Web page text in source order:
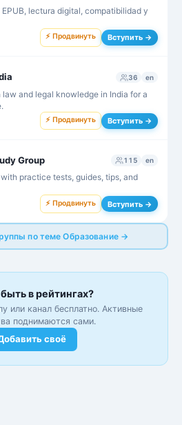
lectura digital, compatibilidad y
⚡ Продвинуть Вступить →
36 en
and legal knowledge in India for a
⚡ Продвинуть Вступить →
Group 115 en
practice tests, guides, tips, and
⚡ Продвинуть Вступить →
по теме Образование →
в рейтингах?
или канал бесплатно. Активные
поднимаются сами.
своё